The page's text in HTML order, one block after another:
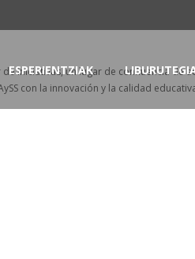
ESPERIENTZIAK
iniciativas, un lugar de confluencia de
con la innovación y la calidad